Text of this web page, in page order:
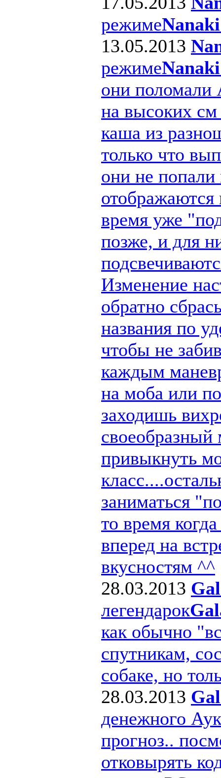
режиме
13.05.2013
режиме
они поломали
на высоких
каша из
только что
они не попали
время уже
позже, и для
Изменение
обратно
названия по
чтобы не
каждым
на моба или
заходишь
своеобразный
привыкнуть
заниматься
то время
вперед на
вкусностям ^^
28.03.2013
легендарок
как обычно
спутникам,
собаке, но
28.03.2013
денежного
прогноз..
отковырять